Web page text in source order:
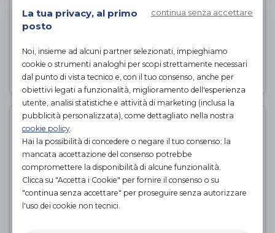
LAMAGNETO PRO
PROVA E NOLEGGIA
La tua privacy, al primo
posto
continua senza accettare
Noi, insieme ad alcuni partner selezionati, impieghiamo
cookie o strumenti analoghi per scopi strettamente necessari
dal punto di vista tecnico e, con il tuo consenso, anche per
obiettivi legati a funzionalità, miglioramento dell'esperienza
utente, analisi statistiche e attività di marketing (inclusa la
pubblicità personalizzata), come dettagliato nella nostra
cookie policy
Hai la possibilità di concedere o negare il tuo consenso: la
mancata accettazione del consenso potrebbe
compromettere la disponibilità di alcune funzionalità.
Clicca su "Accetta i Cookie" per fornire il consenso o su
"continua senza accettare" per proseguire senza autorizzare
l'uso dei cookie non tecnici.